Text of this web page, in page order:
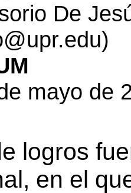
De
mayo de
logros
en el